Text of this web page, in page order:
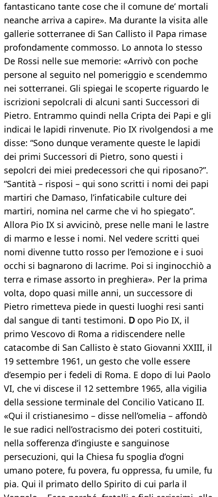
fantasticano tante cose che il comune de’ mortali
neanche arriva a capire». Ma durante la visita alle
gallerie sotterranee di San Callisto il Papa rimase
profondamente commosso. Lo annota lo stesso
De Rossi nelle sue memorie: «Arrivò con poche
persone al seguito nel pomeriggio e scendemmo
nei sotterranei. Gli spiegai le scoperte riguardo le
iscrizioni sepolcrali di alcuni santi Successori di
Pietro. Entrammo quindi nella Cripta dei Papi e gli
indicai le lapidi rinvenute. Pio IX rivolgendosi a me
disse: “Sono dunque veramente queste le lapidi
dei primi Successori di Pietro, sono questi i
sepolcri dei miei predecessori che qui riposano?”.
“Santità – risposi – qui sono scritti i nomi dei papi
martiri che Damaso, l’infaticabile culture dei
martiri, nomina nel carme che vi ho spiegato”.
Allora Pio IX si avvicinò, prese nelle mani le lastre
di marmo e lesse i nomi. Nel vedere scritti quei
nomi divenne tutto rosso per l’emozione e i suoi
occhi si bagnarono di lacrime. Poi si inginocchiò a
terra e rimase assorto in preghiera». Per la prima
volta, dopo quasi mille anni, un successore di
Pietro rimetteva piede in questi luoghi resi santi
dal sangue di tanti testimoni. D opo Pio IX, il
primo Vescovo di Roma a ridiscendere nelle
catacombe di San Callisto è stato Giovanni XXIII, il
19 settembre 1961, un gesto che volle essere
d’esempio per i fedeli di Roma. E dopo di lui Paolo
VI, che vi discese il 12 settembre 1965, alla vigilia
della sessione terminale del Concilio Vaticano II.
«Qui il cristianesimo – disse nell’omelia – affondò
le sue radici nell’ostracismo dei poteri costituiti,
nella sofferenza d’ingiuste e sanguinose
persecuzioni, qui la Chiesa fu spoglia d’ogni
umano potere, fu povera, fu oppressa, fu umile, fu
pia. Qui il primato dello Spirito di cui parla il